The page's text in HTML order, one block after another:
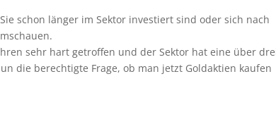
schon länger im Sektor investiert sind oder sich nach
sehr hart getroffen und der Sektor hat eine über
die berechtigte Frage, ob man jetzt Goldaktien kaufen